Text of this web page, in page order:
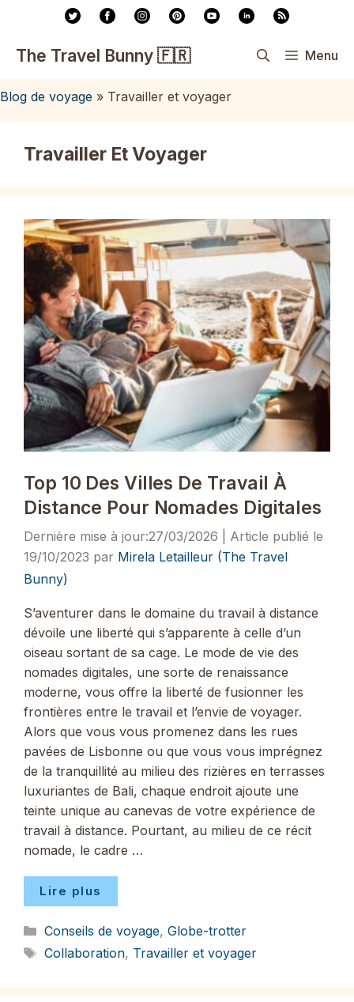
contenu
The Travel Bunny 🇫🇷 Menu
Blog de voyage » Travailler et voyager
Travailler Et Voyager
Top 10 Des Villes De Travail À
Distance Pour Nomades Digitales
27/03/2026
19/10/2023 par Mirela Letailleur (The Travel
Bunny)
S’aventurer dans le domaine du travail à distance
dévoile une liberté qui s’apparente à celle d’un
oiseau sortant de sa cage. Le mode de vie des
nomades digitales, une sorte de renaissance
moderne, vous offre la liberté de fusionner les
frontières entre le travail et l’envie de voyager.
Alors que vous vous promenez dans les rues
pavées de Lisbonne ou que vous vous imprégnez
de la tranquillité au milieu des rizières en terrasses
luxuriantes de Bali, chaque endroit ajoute une
teinte unique au canevas de votre expérience de
travail à distance. Pourtant, au milieu de ce récit
nomade, le cadre …
Lire plus
Catégories
Conseils de voyage, Globe-trotter
Étiquettes
Collaboration, Travailler et voyager